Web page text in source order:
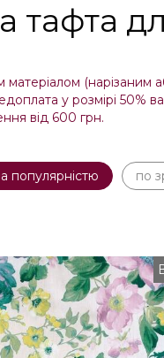
тафта
матеріалом (нарізаним
у розмірі 50%
від 600 грн.
популярністю по